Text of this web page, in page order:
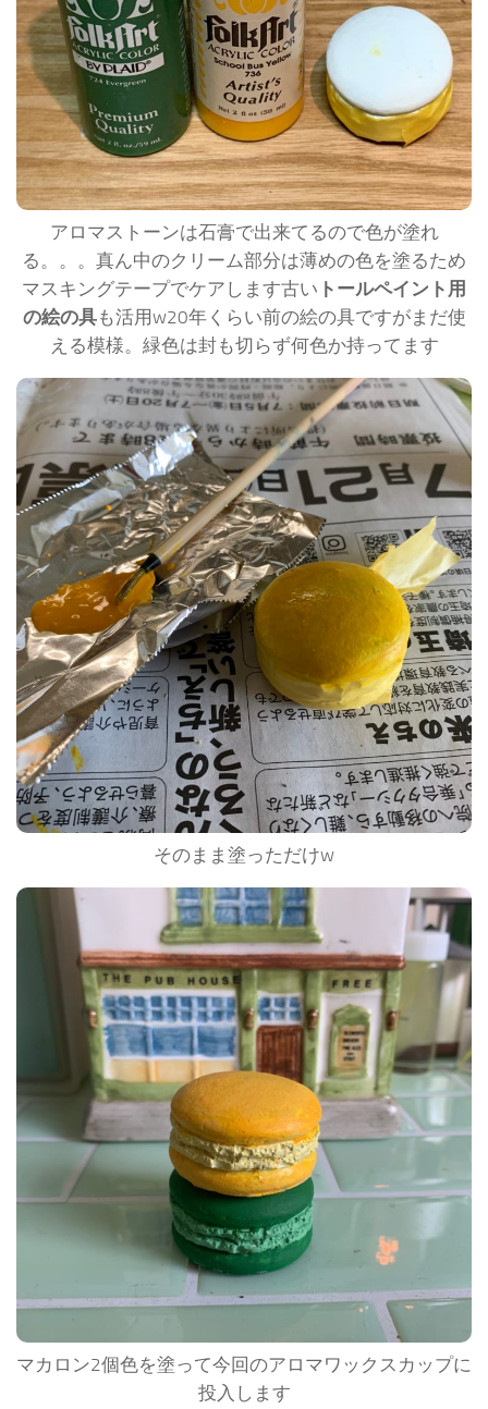
アロマストーンは石膏で出来てるので色が塗れ
る。。。真ん中のクリーム部分は薄めの色を塗るため
マスキングテープでケアします古い トールペイント用
の絵の具も活用w20年くらい前の絵の具ですがまだ使
える模様。緑色は封も切らず何色か持ってます
そのまま塗っただけw
マカロン2個色を塗って今回のアロマワックスカップに
投入します